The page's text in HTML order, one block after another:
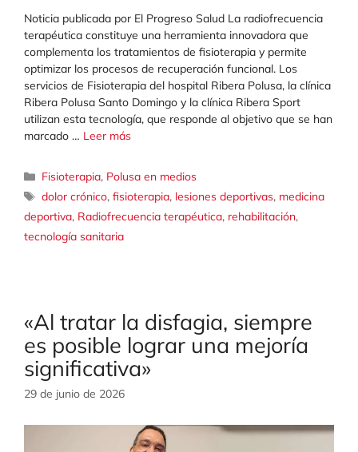
Noticia publicada por El Progreso Salud La radiofrecuencia
terapéutica constituye una herramienta innovadora que
complementa los tratamientos de fisioterapia y permite
optimizar los procesos de recuperación funcional. Los
servicios de Fisioterapia del hospital Ribera Polusa, la clínica
Ribera Polusa Santo Domingo y la clínica Ribera Sport
utilizan esta tecnología, que responde al objetivo que se han
marcado … Leer más
Categorías
Fisioterapia, Polusa en medios
Etiquetas
dolor crónico,fisioterapia, lesiones deportivas, medicina
deportiva, Radiofrecuencia terapéutica, rehabilitación,
tecnología sanitaria
«Al tratar la disfagia, siempre
es posible lograr una mejoría
significativa»
29 de junio de 2026